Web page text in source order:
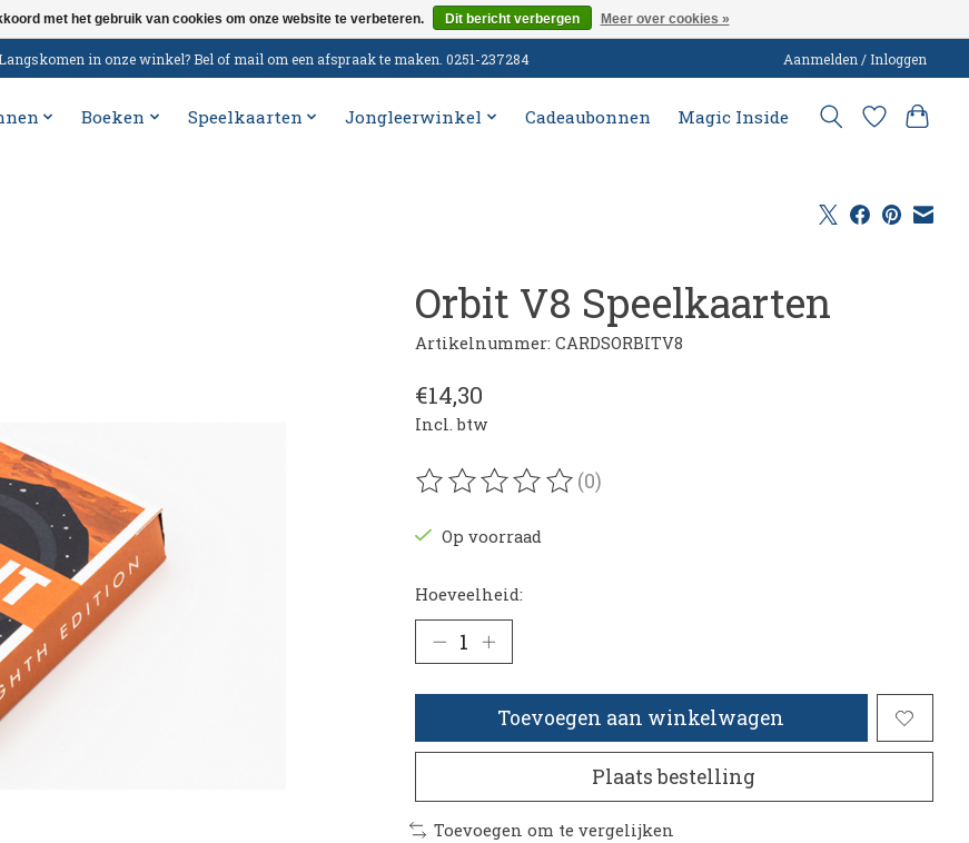
in onze winkel? Bel of mail om een afspraak te maken. 0251-237284 Aanmelden / Inloggen
Boeken Speelkaarten Jongleerwinkel Cadeaubonnen Magic Inside
Orbit V8 Speelkaarten
Artikelnummer: CARDSORBITV8
€14,30
Incl. btw
De beoordeling van dit product is
(0)
Op voorraad
Hoeveelheid:
Toevoegen aan winkelwagen
Plaats bestelling
Toevoegen om te vergelijken
met het gebruik van cookies om onze website te verbeteren. Dit bericht verbergen Meer over cookies »